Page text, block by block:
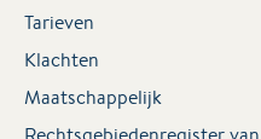
Tarieven
Klachten
Maatschappelijk